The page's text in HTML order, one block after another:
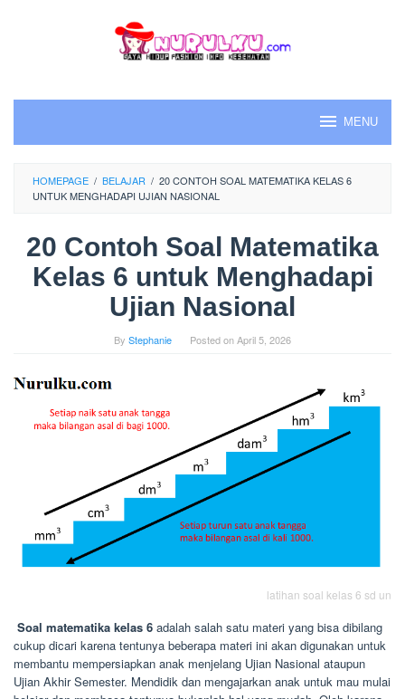
MENU
HOMEPAGE / BELAJAR / 20 CONTOH SOAL MATEMATIKA KELAS 6
UNTUK MENGHADAPI UJIAN NASIONAL
20 Contoh Soal Matematika
Kelas 6 untuk Menghadapi
Ujian Nasional
By Stephanie Posted onApril 5, 2026
latihan soal kelas 6 sd un
Soal matematika kelas 6 adalah salah satu materi yang bisa dibilang
cukup dicari karena tentunya beberapa materi ini akan digunakan untuk
membantu mempersiapkan anak menjelang Ujian Nasional ataupun
Ujian Akhir Semester. Mendidik dan mengajarkan anak untuk mau mulai